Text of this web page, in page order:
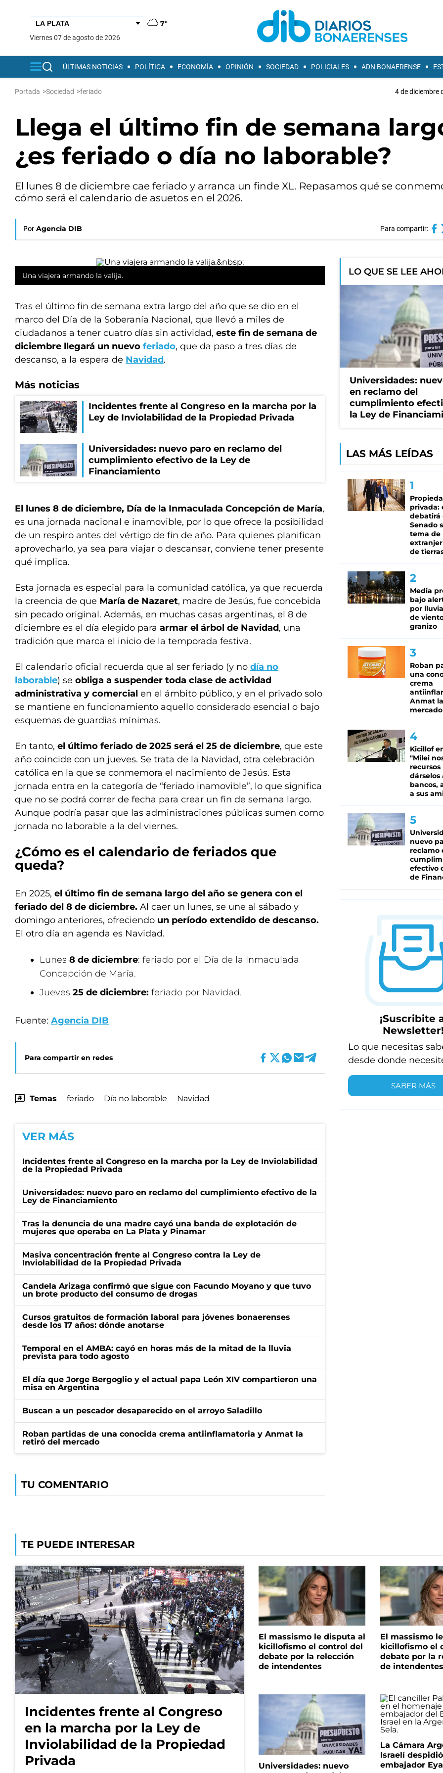
7°
viernes 07 de agosto de 2026
ÚLTIMAS NOTICIAS POLÍTICA ECONOMÍA OPINIÓN SOCIEDAD POLICIALES ADN BONAERENSE
Portada >Sociedad >feriado 4 de diciembre
Llega el último fin de semana
¿es feriado o día no laborable?
El lunes 8 de diciembre cae feriado y arranca un finde XL. Repasamos qué se
cómo será el calendario de asuetos en el 2026.
Por Agencia DIB Para compartir:
Una viajera armando la valija.
Tras el último fin de semana extra largo del año que se dio en el
marco del Día de la Soberanía Nacional, que llevó a miles de
ciudadanos a tener cuatro días sin actividad, este fin de semana de
diciembre llegará un nuevo feriado, que da paso a tres días de
descanso, a la espera de Navidad.
Más noticias
Incidentes frente al Congreso en la marcha por la
Ley de Inviolabilidad de la Propiedad Privada
Universidades: nuevo paro en reclamo del
cumplimiento efectivo de la Ley de
Financiamiento
El lunes 8 de diciembre, Día de la Inmaculada Concepción de María,
es una jornada nacional e inamovible, por lo que ofrece la posibilidad
de un respiro antes del vértigo de fin de año. Para quienes planifican
aprovecharlo, ya sea para viajar o descansar, conviene tener presente
qué implica.
Esta jornada es especial para la comunidad católica, ya que recuerda
la creencia de que María de Nazaret, madre de Jesús, fue concebida
sin pecado original. Además, en muchas casas argentinas, el 8 de
diciembre es el día elegido para armar el árbol de Navidad, una
tradición que marca el inicio de la temporada festiva.
El calendario oficial recuerda que al ser feriado (y no día no
laborable) se obliga a suspender toda clase de actividad
administrativa y comercial en el ámbito público, y en el privado solo
se mantiene en funcionamiento aquello considerado esencial o bajo
esquemas de guardias mínimas.
En tanto, el último feriado de 2025 será el 25 de diciembre, que este
año coincide con un jueves. Se trata de la Navidad, otra celebración
católica en la que se conmemora el nacimiento de Jesús. Esta
jornada entra en la categoría de “feriado inamovible”, lo que significa
que no se podrá correr de fecha para crear un fin de semana largo.
Aunque podría pasar que las administraciones públicas sumen como
jornada no laborable a la del viernes.
¿Cómo es el calendario de feriados que
queda?
En 2025, el último fin de semana largo del año se genera con el
feriado del 8 de diciembre. Al caer un lunes, se une al sábado y
domingo anteriores, ofreciendo un período extendido de descanso.
El otro día en agenda es Navidad.
Lunes 8 de diciembre: feriado por el Día de la Inmaculada
Concepción de María.
Jueves 25 de diciembre: feriado por Navidad.
Fuente: Agencia DIB
Para compartir en redes
Temas feriado Día no laborable Navidad
VER MÁS
Incidentes frente al Congreso en la marcha por la Ley de Inviolabilidad
de la Propiedad Privada
Universidades: nuevo paro en reclamo del cumplimiento efectivo de la
Ley de Financiamiento
Tras la denuncia de una madre cayó una banda de explotación de
mujeres que operaba en La Plata y Pinamar
Masiva concentración frente al Congreso contra la Ley de
Inviolabilidad de la Propiedad Privada
Candela Arizaga confirmó que sigue con Facundo Moyano y que tuvo
un brote producto del consumo de drogas
Cursos gratuitos de formación laboral para jóvenes bonaerenses
desde los 17 años: dónde anotarse
Temporal en el AMBA: cayó en horas más de la mitad de la lluvia
prevista para todo agosto
El día que Jorge Bergoglio y el actual papa León XIV compartieron una
misa en Argentina
Buscan a un pescador desaparecido en el arroyo Saladillo
Roban partidas de una conocida crema antiinflamatoria y Anmat la
retiró del mercado
TU COMENTARIO
LO QUE SE LEE
Universidades:
en reclamo del
cumplimiento
la Ley de
LAS MÁS LEÍDAS
privada:
debatirá
Senado
tema de
de
Media
bajo
por
de
granizo
Roban
una
crema
Anmat
mercado
Kicillof
"Milei
recursos
dárselos
bancos,
a sus
nuevo
reclamo
efectivo
de
¡Suscribite
Newsletter!
Lo que necesitas
desde donde
SABER MÁS
TE PUEDE INTERESAR
Incidentes frente al Congreso
en la marcha por la Ley de
Inviolabilidad de la Propiedad
Privada
El massismo le disputa al
kicillofismo el control del
debate por la relección
de intendentes
El massismo
kicillofismo el
debate por la
de intendentes
Universidades: nuevo
La Cámara
Israelí
embajador